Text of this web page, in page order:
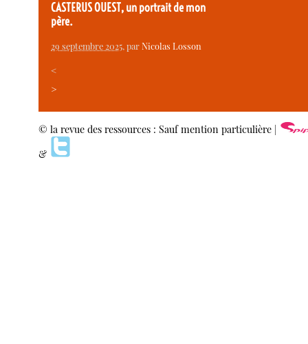
CASTERUS OUEST, un portrait de mon
père.
29 septembre 2025, parNicolas Losson
<
>
© la revue des ressources : Sauf mention particulière |
&